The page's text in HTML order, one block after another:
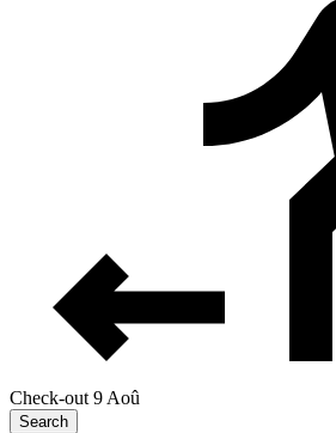
Check-out 9 Aoû
Search